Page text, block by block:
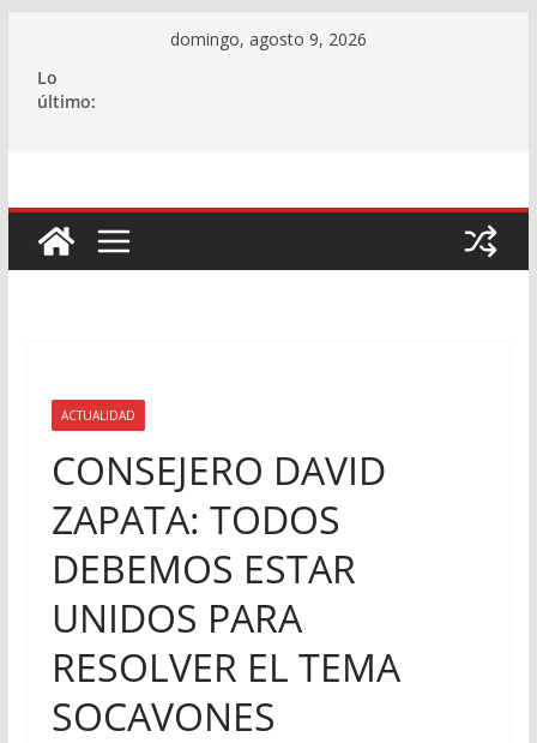
contenido
domingo, agosto 9, 2026
Lo
último:
ACTUALIDAD
CONSEJERO DAVID
ZAPATA: TODOS
DEBEMOS ESTAR
UNIDOS PARA
RESOLVER EL TEMA
SOCAVONES